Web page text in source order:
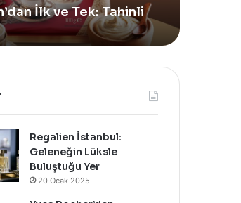
Summer Pop-Up Mağazasını
İle Kutladı!
Regalien İstanbul:
Geleneğin Lüksle
Buluştuğu Yer
20 Ocak 2025